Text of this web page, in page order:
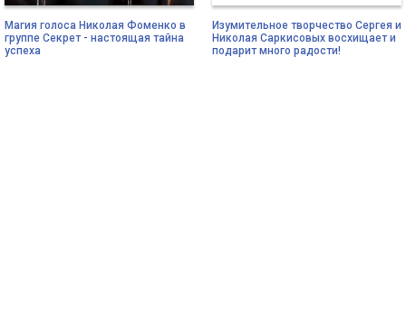
Магия голоса Николая Фоменко в
группе Секрет - настоящая тайна
успеха
Изумительное творчество Сергея и
Николая Саркисовых восхищает и
подарит много радости!